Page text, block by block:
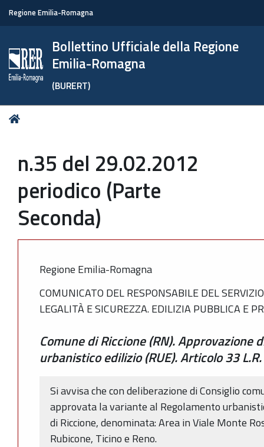
Regione Emilia-Romagna
Bollettino Ufficiale della Regione
Emilia-Romagna
(BURERT)
Tu
n.35 del 29.02.2012
periodico (Parte
Seconda)
Regione Emilia-Romagna
COMUNICATO DEL RESPONSABILE DEL
LEGALITÀ E SICUREZZA. EDILIZIA PUBBLICA E
Comune di Riccione (RN). Approvazione
urbanistico edilizio (RUE). Articolo 33
Si avvisa che con deliberazione di Consiglio
approvata la variante al Regolamento
di Riccione, denominata: Area in Viale Monte
Rubicone, Ticino e Reno.